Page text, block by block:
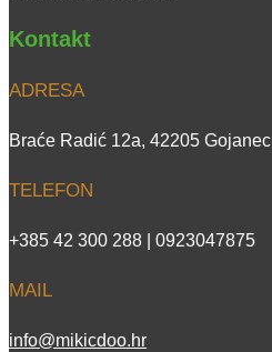
Kontakt
ADRESA
Braće Radić 12a, 42205 Gojanec
TELEFON
+385 42 300 288 | 0923047875
MAIL
info@mikicdoo.hr